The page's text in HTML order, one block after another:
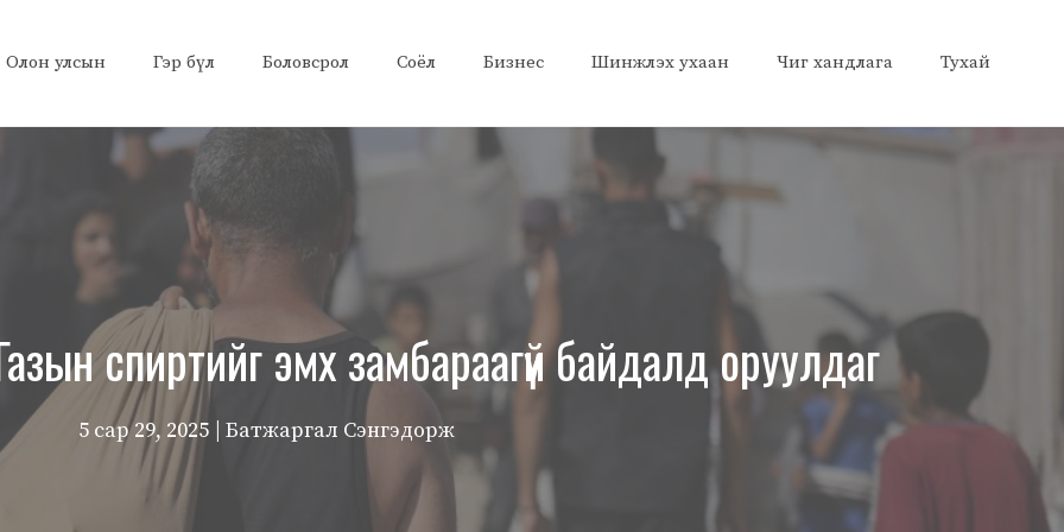
Олон улсын Гэр бүл Боловсрол Соёл Бизнес Шинжлэх ухаан Чиг хандлага Тухай
спиртийг эмх замбараагүй байдалд оруулдаг
5 сар 29, 2025 | Батжаргал Сэнгэдорж